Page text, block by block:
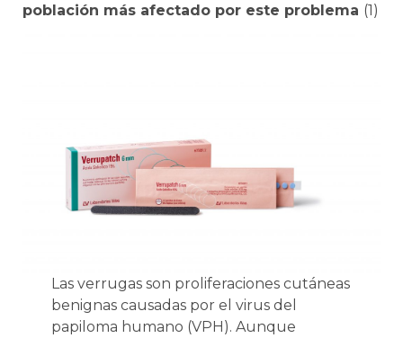
población más afectado por este problema (1)
Las verrugas son proliferaciones cutáneas
benignas causadas por el virus del
papiloma humano (VPH). Aunque